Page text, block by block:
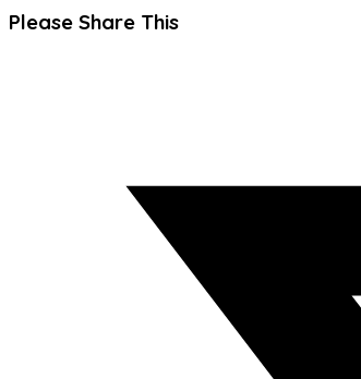
Please Share ThisCompartir